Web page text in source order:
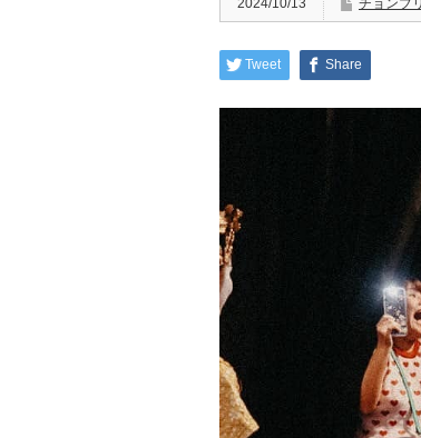
2024/10/13 チョンブ
Tweet Share